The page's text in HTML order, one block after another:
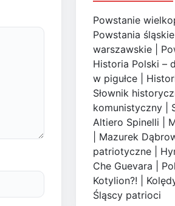
Powstanie
Powstania
warszawskie
Historia Polski –
w pigułce
Słownik
komunistyczny
Altiero Spinelli
Mazurek
patriotyczne
Che Guevara
Kotylion?!
Śląscy patrioci